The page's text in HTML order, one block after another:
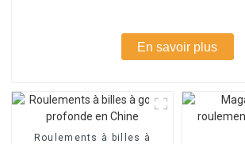
En savoir plus
Roulements à billes à